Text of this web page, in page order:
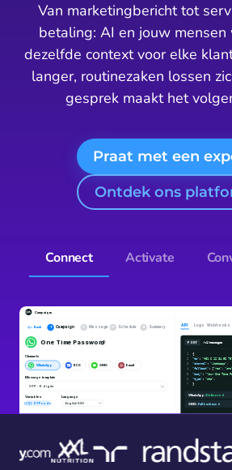
Van marketingbericht tot
betaling: AI en jouw
dezelfde context voor elke
langer, routinezaken lossen
gesprek maakt het
Praat met een
Ontdek ons
Connect Activate